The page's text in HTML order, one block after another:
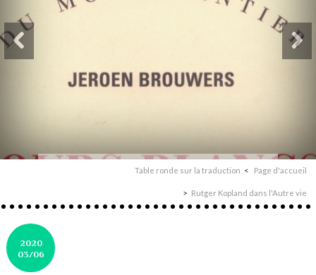
Table ronde sur la traduction Page d'accueil
Rutger Kopland dans l'Autre vie
2020
03/06